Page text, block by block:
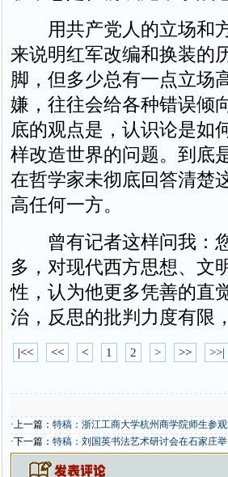
用共产党人的立场和方
来说明红军改编和换装的
脚，但多少总有一点立场
嫌，往往会给各种错误倾
底的观点是，认识论是如
样改造世界的问题。到底
在哲学家未彻底回答清楚
高任何一方。
曾有记者这样问我：您
多，对现代西方思想、文
性，认为他更多凭善的直
治，反思的批判力度有限
|<< << < 1 2 > >> >>|
·上一篇： 特稿：浙江工商大学杭州商学院师生参观
·下一篇： 特稿：刘国英书法艺术研讨会在石家庄举